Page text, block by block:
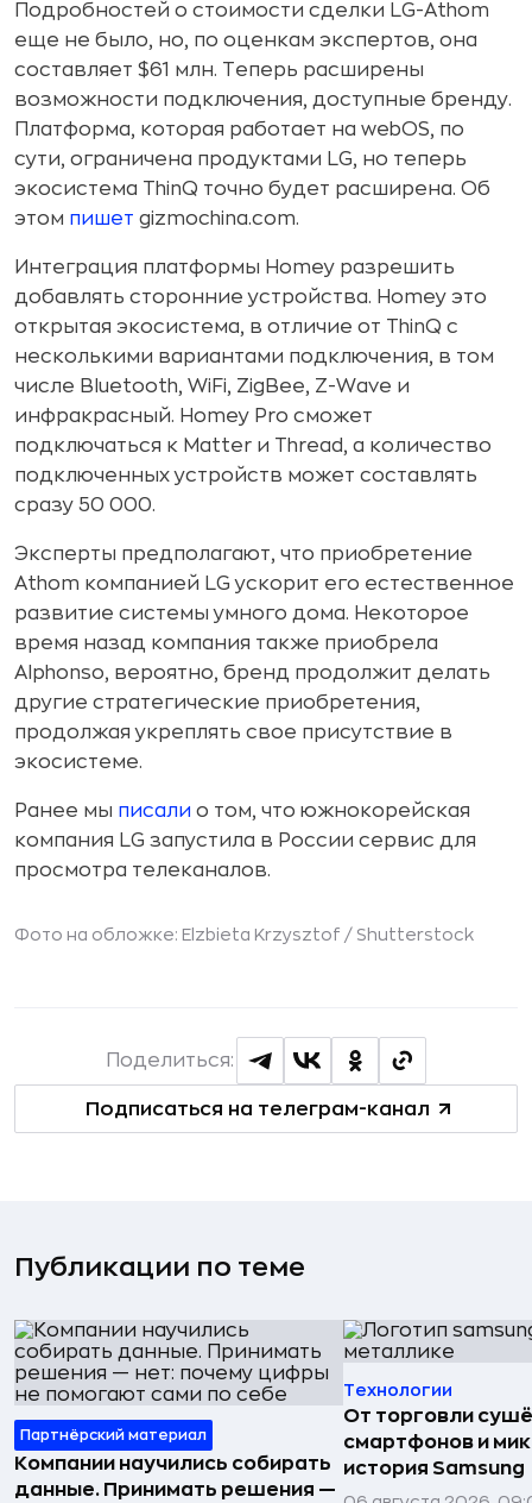
Подробностей о стоимости сделки LG-Athom
еще не было, но, по оценкам экспертов, она
составляет $61 млн. Теперь расширены
возможности подключения, доступные бренду.
Платформа, которая работает на webOS, по
сути, ограничена продуктами LG, но теперь
экосистема ThinQ точно будет расширена. Об
этом пишет gizmochina.com.
Интеграция платформы Homey разрешить
добавлять сторонние устройства. Homey это
открытая экосистема, в отличие от ThinQ с
несколькими вариантами подключения, в том
числе Bluetooth, WiFi, ZigBee, Z-Wave и
инфракрасный. Homey Pro сможет
подключаться к Matter и Thread, а количество
подключенных устройств может составлять
сразу 50 000.
Эксперты предполагают, что приобретение
Athom компанией LG ускорит его естественное
развитие системы умного дома. Некоторое
время назад компания также приобрела
Alphonso, вероятно, бренд продолжит делать
другие стратегические приобретения,
продолжая укреплять свое присутствие в
экосистеме.
Ранее мы писали о том, что южнокорейская
компания LG запустила в России сервис для
просмотра телеканалов.
Фото на обложке: Elzbieta Krzysztof / Shutterstock
Подписаться на телеграм-канал
Поделиться:
Публикации по теме
Партнёрский материал
Компании научились собирать
данные. Принимать решения —
Технологии
От торговли
смартфонов и
история Samsung